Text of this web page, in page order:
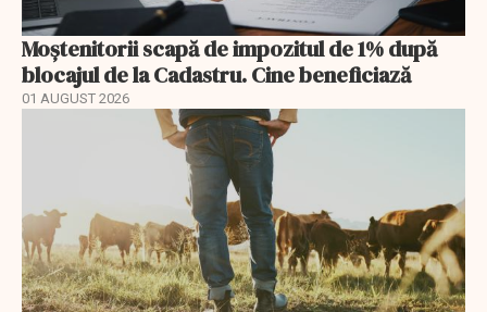
Moștenitorii scapă de impozitul de 1% după
blocajul de la Cadastru. Cine beneficiază
01 AUGUST 2026